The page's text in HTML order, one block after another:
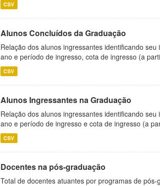
CSV
Alunos Concluídos da Graduação
Relação dos alunos ingressantes identificando
ano e período de ingresso, cota de ingresso (a
CSV
Alunos Ingressantes na Graduação
Relação dos alunos ingressantes identificando
ano e período de ingresso e cota de ingresso (a
CSV
Docentes na pós-graduação
Total de docentes atuantes por programas de pós-